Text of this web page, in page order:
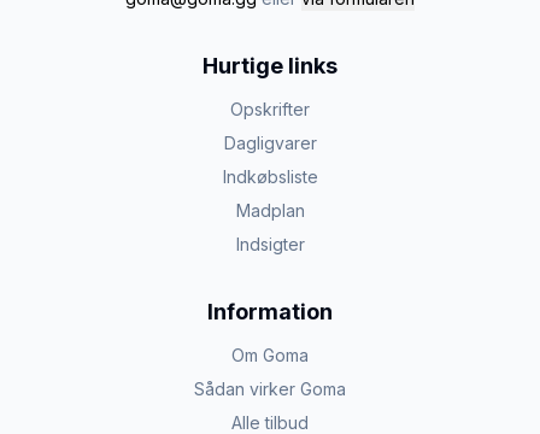
Hurtige links
Opskrifter
Dagligvarer
Indkøbsliste
Madplan
Indsigter
Information
Om Goma
Sådan virker Goma
Alle tilbud